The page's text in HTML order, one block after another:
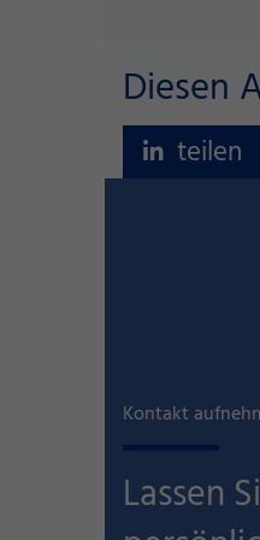
Diesen
teilen
Kontakt
Lassen